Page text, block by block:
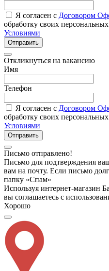
Я согласен с Договором
обработку своих
Условиями
Отправить
Откликнуться на вакансию
Имя
Телефон
Я согласен с Договором
обработку своих
Условиями
Отправить
Письмо отправлено!
Письмо для подтверждения
вам на почту. Если письмо
папку «Спам»
Используя интернет-магазин
вы соглашаетесь с
Хорошо